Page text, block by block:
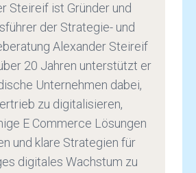
Steireif ist Gründer und
der Strategie- und
Alexander Steireif
20 Jahren unterstützt er
Unternehmen dabei,
zu digitalisieren,
E Commerce Lösungen
und klare Strategien für
digitales Wachstum zu